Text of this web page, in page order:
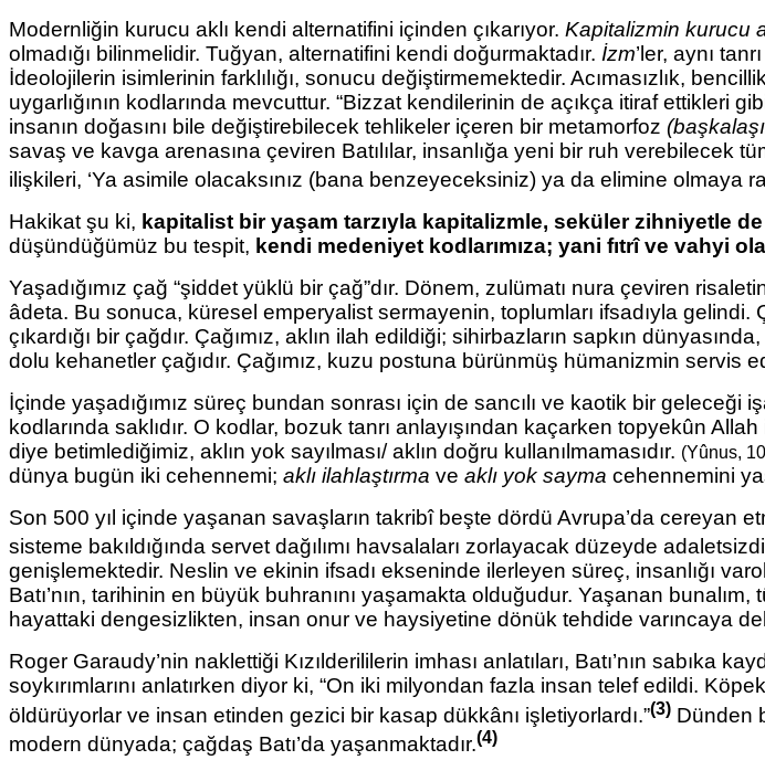
Modernliğin kurucu aklı kendi alternatifini içinden çıkarıyor. Kapitalizmin kurucu
olmadığı bilinmelidir. Tuğyan, alternatifini kendi doğurmaktadır. İzm’ler, aynı
İdeolojilerin isimlerinin farklılığı, sonucu değiştirmemektedir. Acımasızlık,
uygarlığının kodlarında mevcuttur. “Bizzat kendilerinin de açıkça itiraf ettikleri
insanın doğasını bile değiştirebilecek tehlikeler içeren bir metamorfoz
savaş ve kavga arenasına çeviren Batılılar, insanlığa yeni bir ruh verebilecek
ilişkileri, ‘Ya asimile olacaksınız (bana benzeyeceksiniz) ya da elimine olmaya
Hakikat şu ki, kapitalist bir yaşam tarzıyla kapitalizmle, seküler zihniyetle
düşündüğümüz bu tespit, kendi medeniyet kodlarımıza; yani fıtrî ve vahyi
Yaşadığımız çağ “şiddet yüklü bir çağ”dır. Dönem, zulümatı nura çeviren
âdeta. Bu sonuca, küresel emperyalist sermayenin, toplumları ifsadıyla gelindi.
çıkardığı bir çağdır. Çağımız, aklın ilah edildiği; sihirbazların sapkın
dolu kehanetler çağıdır. Çağımız, kuzu postuna bürünmüş hümanizmin servis
İçinde yaşadığımız süreç bundan sonrası için de sancılı ve kaotik bir geleceği
kodlarında saklıdır. O kodlar, bozuk tanrı anlayışından kaçarken topyekûn
diye betimlediğimiz, aklın yok sayılması/ aklın doğru kullanılmamasıdır. (Yûnus,
dünya bugün iki cehennemi; aklı ilahlaştırma ve aklı yok sayma cehennemini
Son 500 yıl içinde yaşanan savaşların takribî beşte dördü Avrupa’da cereyan
sisteme bakıldığında servet dağılımı havsalaları zorlayacak düzeyde
genişlemektedir. Neslin ve ekinin ifsadı ekseninde ilerleyen süreç, insanlığı
Batı’nın, tarihinin en büyük buhranını yaşamakta olduğudur. Yaşanan
hayattaki dengesizlikten, insan onur ve haysiyetine dönük tehdide varıncaya
Roger Garaudy’nin naklettiği Kızılderililerin imhası anlatıları, Batı’nın sabıka
soykırımlarını anlatırken diyor ki, “On iki milyondan fazla insan telef edildi.
öldürüyorlar ve insan etinden gezici bir kasap dükkânı işletiyorlardı.”(3) Dünden
modern dünyada; çağdaş Batı’da yaşanmaktadır.(4)